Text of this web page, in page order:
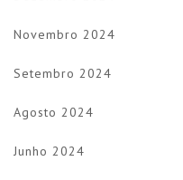
Novembro 2024
Setembro 2024
Agosto 2024
Junho 2024